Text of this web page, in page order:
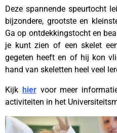
Deze spannende speurtocht
bijzondere, grootste en
Ga op ontdekkingstocht en
je kunt zien of een skelet
gegeten heeft en of hij kon
hand van skeletten heel veel
Kijk hiervoor meer
activiteiten in het